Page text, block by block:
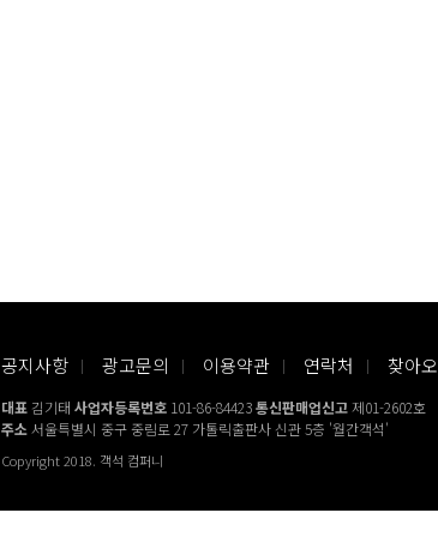
공지사항 광고문의 이용약관 연락처 찾아
대표김기태 사업자등록번호 101-86-84423통신판매업신고제01-2602호
주소서울특별시 중구 중림로 27 가톨릭출판사 신관 5층 '월간객석'
Copyright 2018. 객석 컴퍼니